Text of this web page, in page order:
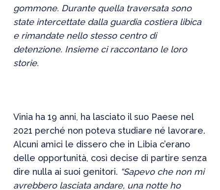
gommone. Durante quella traversata sono
state intercettate dalla guardia costiera libica
e rimandatenello stesso centro di
detenzione. Insieme ci raccontano le loro
storie.
Viniaha 19 anni, ha lasciato il suo Paese nel
2021 perché non poteva studiare né lavorare.
Alcuni amici le disseroche in Libia c’erano
delle opportunità, così decise di partire senza
dire nulla ai suoi genitori. “Sapevo che non mi
avrebbero lasciata andare, una notte ho